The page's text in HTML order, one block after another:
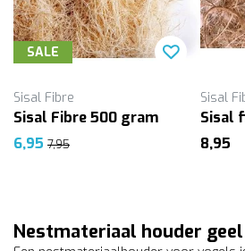
SALE
Sisal Fibre
Sisal Fibre 500 gram
6,95 7,95
Sisal
Sisal
8,95
Nestmateriaal houder geel